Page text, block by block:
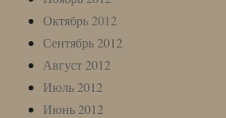
Октябрь 2012
Сентябрь 2012
Август 2012
Июль 2012
Июнь 2012